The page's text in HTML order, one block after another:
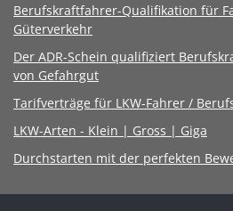
Berufskraftfahrer-Qualifikation für
Güterverkehr
Der ADR-Schein qualifiziert
von Gefahrgut
Tarifverträge für LKW-Fahrer /
LKW-Arten - Klein | Gross | Giga
Durchstarten mit der perfekten